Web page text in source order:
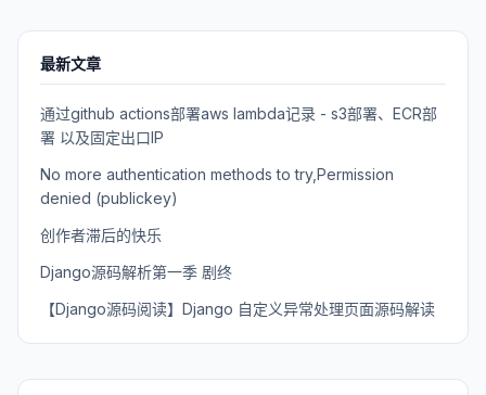
最新文章
通过github actions部署aws lambda记录 - s3部署、ECR部
署 以及固定出口IP
No more authentication methods to try,Permission
denied (publickey)
创作者滞后的快乐
Django源码解析第一季 剧终
【Django源码阅读】Django 自定义异常处理页面源码解读